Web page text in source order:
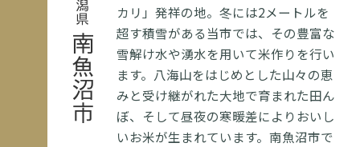
南魚沼市
カリ」発祥の地。冬には2メートルを
超す積雪がある当市では、その豊富な
雪解け水や湧水を用いて米作りを行い
ます。八海山をはじめとした山々の恵
みと受け継がれた大地で育まれた田ん
ぼ、そして昼夜の寒暖差によりおいし
いお米が生まれています。南魚沼市で